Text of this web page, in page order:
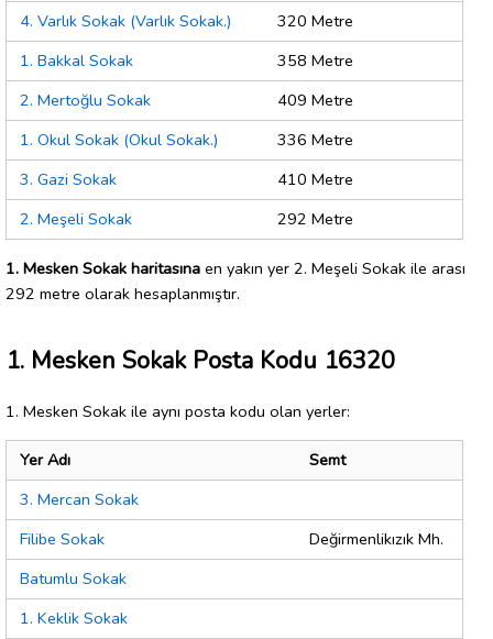
4. Varlık Sokak (Varlık Sokak.)
320 Metre
1. Bakkal Sokak
358 Metre
2. Mertoğlu Sokak
409 Metre
1. Okul Sokak (Okul Sokak.)
336 Metre
3. Gazi Sokak
410 Metre
2. Meşeli Sokak
292 Metre
1. Mesken Sokak haritasına en yakın yer 2. Meşeli Sokak ile arası
292 metre olarak hesaplanmıştır.
1. Mesken Sokak Posta Kodu 16320
1. Mesken Sokak ile aynı posta kodu olan yerler:
Yer Adı
Semt
3. Mercan Sokak
Filibe Sokak
Değirmenlikızık Mh.
Batumlu Sokak
1. Keklik Sokak